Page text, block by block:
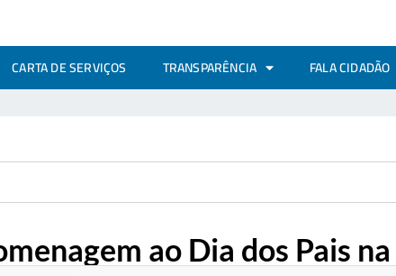
CARTA DE SERVIÇOS TRANSPARÊNCIA FALA CIDADÃO
ao Dia dos Pais na